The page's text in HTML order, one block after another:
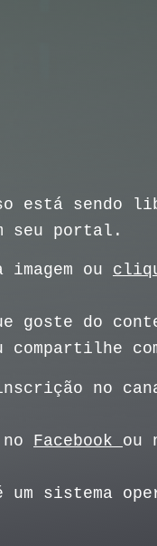
está sendo
seu portal.
imagem ou
goste do
compartilhe
no
Facebook ou
é um sistema